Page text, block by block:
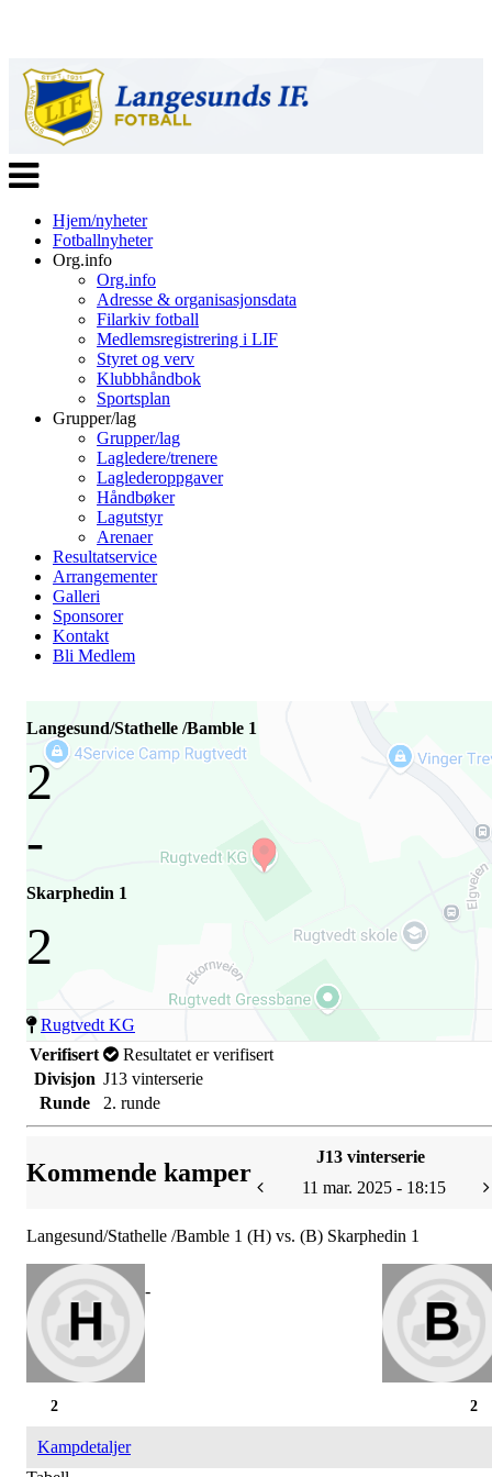
Veksle
navigasjon
Hjem/nyheter
Fotballnyheter
Org.info
Org.info
Adresse & organisasjonsdata
Filarkiv fotball
Medlemsregistrering i LIF
Styret og verv
Klubbhåndbok
Sportsplan
Grupper/lag
Grupper/lag
Lagledere/trenere
Laglederoppgaver
Håndbøker
Lagutstyr
Arenaer
Resultatservice
Arrangementer
Galleri
Sponsorer
Kontakt
Bli Medlem
Langesund/Stathelle /Bamble 1
2
-
Skarphedin 1
2
Rugtvedt KG
Verifisert
Resultatet er verifisert
Divisjon J13 vinterserie
Runde
2. runde
Kommende kamper
J13 vinterserie
11 mar. 2025 - 18:15
Langesund/Stathelle /Bamble 1 (H) vs. (B) Skarphedin 1
-
2
2
Kampdetaljer